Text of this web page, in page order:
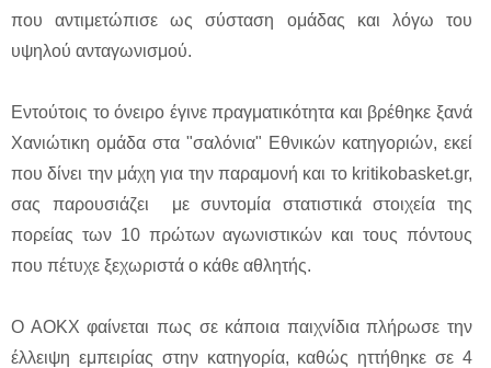
που αντιμετώπισε ως σύσταση ομάδας και λόγω του
υψηλού ανταγωνισμού.
Εντούτοις το όνειρο έγινε πραγματικότητα και βρέθηκε ξανά
Χανιώτικη ομάδα στα "σαλόνια" Εθνικών κατηγοριών, εκεί
που δίνει την μάχη για την παραμονή και το kritikobasket.gr,
σας παρουσιάζει με συντομία στατιστικά στοιχεία της
πορείας των 10 πρώτων αγωνιστικών και τους πόντους
που πέτυχε ξεχωριστά ο κάθε αθλητής.
Ο ΑΟΚΧ φαίνεται πως σε κάποια παιχνίδια πλήρωσε την
έλλειψη εμπειρίας στην κατηγορία, καθώς ηττήθηκε σε 4